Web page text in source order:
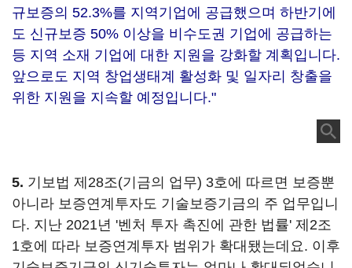
규보증의 52.3%를 지역기업에 공급했으며 하반기에
도 신규보증 50% 이상을 비수도권 기업에 공급하는
등 지역 소재 기업에 대한 지원을 강화할 계획입니다.
앞으로도 지역 창업생태계 활성화 및 일자리 창출을
위한 지원을 지속할 예정입니다."
5. 기보법 제28조(기금의 업무) 3호에 따르면 보증뿐
아니라 보증연계투자도 기술보증기금의 주 업무입니
다. 지난 2021년 '벤처 투자 촉진에 관한 법률' 제2조
1호에 따라 보증연계투자 범위가 확대됐는데요. 이후